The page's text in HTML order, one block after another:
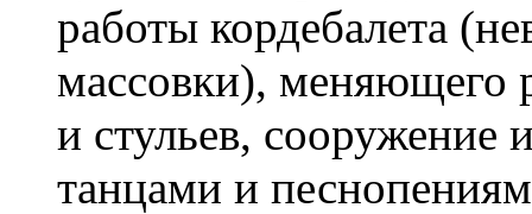
работы кордебалета
массовки), меняющего
и стульев, сооружение
танцами и